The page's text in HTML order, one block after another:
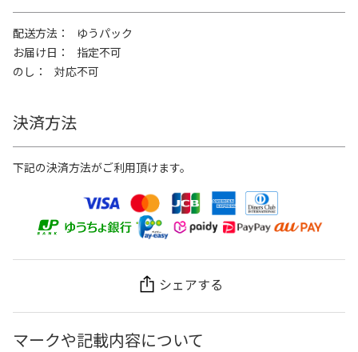
配送方法
ゆうパック
お届け日
指定不可
のし
対応不可
決済方法
下記の決済方法がご利用頂けます。
シェアする
マークや記載内容について